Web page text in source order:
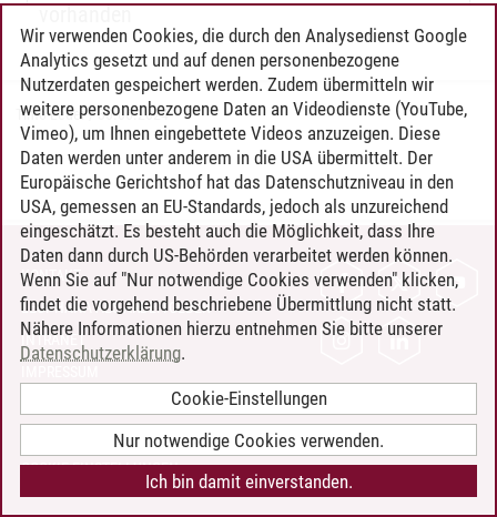
vorhanden
Timo Leder/30.06.2024
KONTAKT
LEUPHANA ALS ARBEITGEBER
INTRANET
BARRIEREFREIHEIT
COOKIE-EINSTELLUNGEN
Wir verwenden Cookies, die durch den Analysedienst Google
Analytics gesetzt und auf denen personenbezogene
Nutzerdaten gespeichert werden. Zudem übermitteln wir
weitere personenbezogene Daten an Videodienste (YouTube,
Vimeo), um Ihnen eingebettete Videos anzuzeigen. Diese
Daten werden unter anderem in die USA übermittelt. Der
Europäische Gerichtshof hat das Datenschutzniveau in den
USA, gemessen an EU-Standards, jedoch als unzureichend
eingeschätzt. Es besteht auch die Möglichkeit, dass Ihre
Daten dann durch US-Behörden verarbeitet werden können.
Wenn Sie auf "Nur notwendige Cookies verwenden" klicken,
findet die vorgehend beschriebene Übermittlung nicht statt.
Nähere Informationen hierzu entnehmen Sie bitte unserer
Datenschutzerklärung.
Cookie-Einstellungen
Nur notwendige Cookies verwenden.
Ich bin damit einverstanden.